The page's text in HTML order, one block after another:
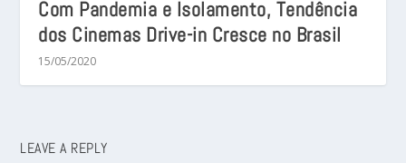
Com Pandemia e Isolamento, Tendência
dos Cinemas Drive-in Cresce no Brasil
15/05/2020
LEAVE A REPLY